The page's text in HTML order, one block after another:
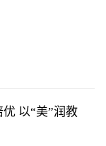
以“美”润教